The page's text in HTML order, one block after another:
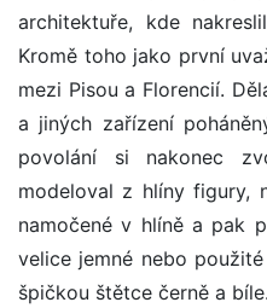
architektuře, kde
Kromě toho jako první
mezi Pisou a Florencií.
a jiných zařízení
povolání si nakonec
modeloval z hlíny figury,
namočené v hlíně a pak
velice jemné nebo
špičkou štětce černě a bíle.